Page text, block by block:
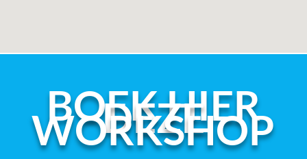
BOEK HIER
DEZE
WORKSHOP